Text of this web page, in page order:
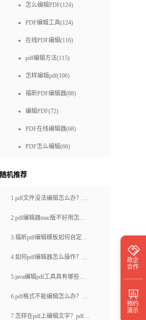
怎么编辑PDF(124)
PDF编辑工具(124)
在线PDF编辑(116)
pdf编辑方法(115)
怎样编辑pdf(106)
福昕PDF编辑器(88)
编辑PDF(72)
PDF在线编辑器(68)
PDF怎么编辑(66)
pdf编辑器免费下载(50)
福昕pdf编辑器下载(49)
pdf编辑方式(48)
快速编辑pdf(48)
随机推荐
1.pdf文件没法编辑怎么办？pdf
编辑器如何使用？
2.pdf编辑器mac版不好用怎么
办？怎样编辑pdf？
3.福昕pdf编辑模板如何自定义
设置？Pdf文档对页面进行编
4.如何pdf编辑器怎么操作？pdf
文件的页码怎么设置？
5.java编辑pdf工具具有哪些优
势？有没有比较好的Java编辑
6.pdf格式不能编辑怎么办？操
作pdf文件合并的注意事项有哪
7.怎样在pdf上编辑文字？pdf编
政企
合作
预约
演示